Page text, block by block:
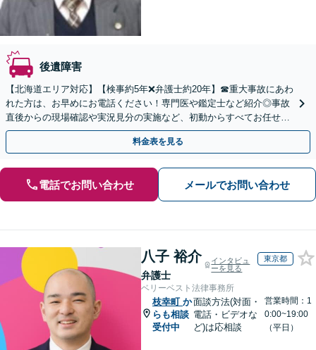
後遺障害
【北海道エリア対応】【検事約5年❌弁護士約20年】☎︎重大事故にあわ
れた方は、お早めにお電話ください！専門医や鑑定士など紹介◎事故
直後からの現場確認や実況見分の実施など、初動からすべてお任せく
ださい【メディア出演実績多数】【初回相談無料】
料金表を見る
電話でお問い合わせ メールでお問い合わせ
八子 裕介
弁護士
インタビュ
ーを見る
東京都
ベリーベスト法律事務所
枝幸町 か
らも相談
受付中
面談方法(対面・
電話・ビデオな
ど)は応相談
営業時間：1
0:00~19:00
（平日）